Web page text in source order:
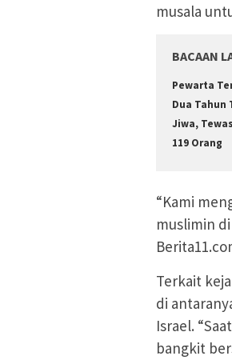
musala
BACAAN
Pewarta
Dua Tahun
Jiwa,
119 Orang
“Kami
muslimin
Terkait
di
Israel.
bangkit